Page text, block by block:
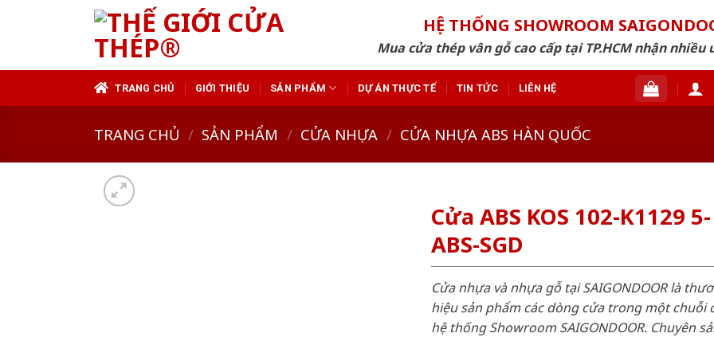
HỆ THỐNG SHOWROOM
Mua cửa thép vân gỗ cao cấp tại TP.HCM nhận nhiều
TRANG CHỦ GIỚI THIỆU SẢN PHẨM DỰ ÁN THỰC TẾ TIN TỨC LIÊN HỆ
TRANG CHỦ / SẢN PHẨM / CỬA NHỰA / CỬA NHỰA ABS HÀN QUỐC
Cửa ABS KOS 102-K1129 5-
ABS-SGD
Cửa nhựa và nhựa gỗ tại SAIGONDOOR là
hiệu sản phẩm các dòng cửa trong một chuỗi
hệ thống Showroom SAIGONDOOR. Chuyên